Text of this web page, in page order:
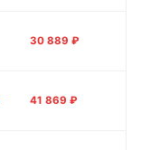
30 889 ₽
41 869 ₽